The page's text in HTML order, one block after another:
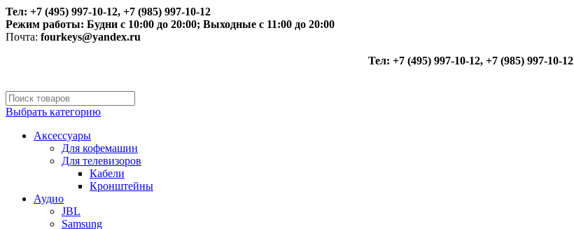
Тел: +7 (495) 997-10-12, +7 (985) 997-10-12
Режим работы: Будни с 10:00 до 20:00; Выходные с 11:00 до 20:00
Почта: fourkeys@yandex.ru
Тел: +7 (495) 997-10-12, +7 (985) 997-10-12
Выбрать категорию
Аксессуары
Для кофемашин
Для телевизоров
Кабели
Кронштейны
Аудио
JBL
Samsung